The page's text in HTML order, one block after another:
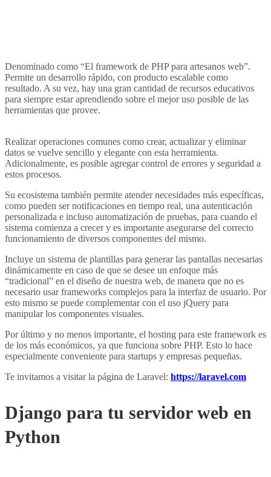
Denominado como “El framework de PHP para artesanos web”.
Permite un desarrollo rápido, con producto escalable como
resultado. A su vez, hay una gran cantidad de recursos educativos
para siempre estar aprendiendo sobre el mejor uso posible de las
herramientas que provee.
Realizar operaciones comunes como crear, actualizar y eliminar
datos se vuelve sencillo y elegante con esta herramienta.
Adicionalmente, es posible agregar control de errores y seguridad a
estos procesos.
Su ecosistema también permite atender necesidades más específicas,
como pueden ser notificaciones en tiempo real, una autenticación
personalizada e incluso automatización de pruebas, para cuando el
sistema comienza a crecer y es importante asegurarse del correcto
funcionamiento de diversos componentes del mismo.
Incluye un sistema de plantillas para generar las pantallas necesarias
dinámicamente en caso de que se desee un enfoque más
“tradicional” en el diseño de nuestra web, de manera que no es
necesario usar frameworks complejos para la interfaz de usuario. Por
esto mismo se puede complementar con el uso jQuery para
manipular los componentes visuales.
Por último y no menos importante, el hosting para este framework es
de los más económicos, ya que funciona sobre PHP. Esto lo hace
especialmente conveniente para startups y empresas pequeñas.
Te invitamos a visitar la página de Laravel: https://laravel.com
Django para tu servidor web en
Python